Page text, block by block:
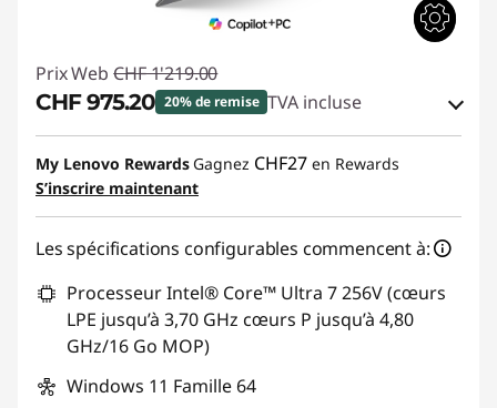
Prix Web CHF 1'219.00
CHF 975.20 20% de remise TVA incluse
Bons de réduction en ligne :-CHF 243.80
Code de réduction :
My Lenovo Rewards Gagnez CHF27 en Rewards
S’inscrire maintenant
Les spécifications configurables commencent à:
Processeur Intel® Core™ Ultra 7 256V (cœurs
LPE jusqu’à 3,70 GHz cœurs P jusqu’à 4,80
GHz/16 Go MOP)
Windows 11 Famille 64